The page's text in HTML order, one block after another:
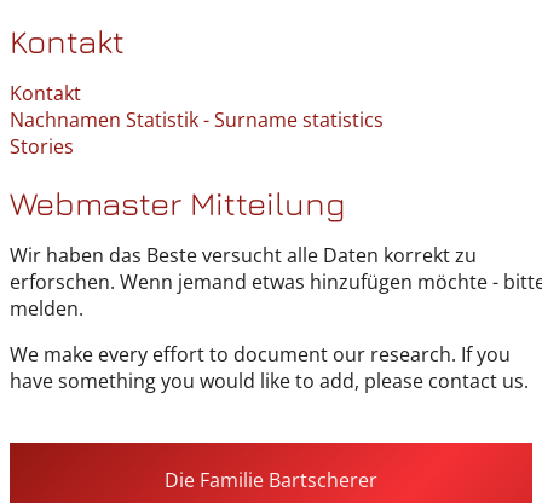
Kontakt
Kontakt
Nachnamen Statistik - Surname statistics
Stories
Webmaster Mitteilung
Wir haben das Beste versucht alle Daten korrekt zu
erforschen. Wenn jemand etwas hinzufügen möchte -
melden.
We make every effort to document our research. If you
have something you would like to add, please contact us.
Die Familie Bartscherer